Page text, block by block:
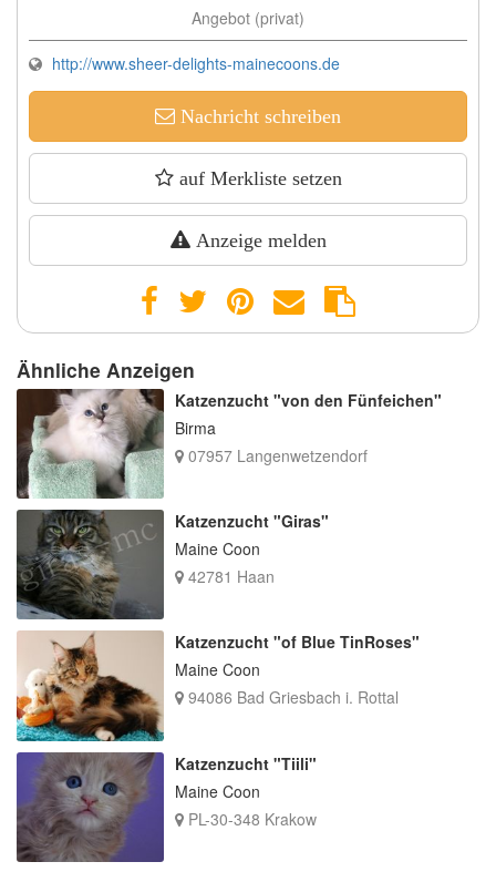
Angebot (privat)
http://www.sheer-delights-mainecoons.de
Nachricht schreiben
auf Merkliste setzen
Anzeige melden
Ähnliche Anzeigen
Katzenzucht "von den Fünfeichen"
Birma
07957 Langenwetzendorf
Katzenzucht "Giras"
Maine Coon
42781 Haan
Katzenzucht "of Blue TinRoses"
Maine Coon
94086 Bad Griesbach i. Rottal
Katzenzucht "Tiili"
Maine Coon
PL-30-348 Krakow